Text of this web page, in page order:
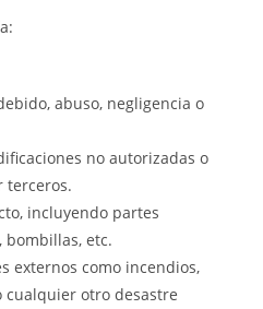
abuso, negligencia o
no autorizadas o
terceros.
incluyendo partes
bombillas, etc.
externos como incendios,
cualquier otro desastre